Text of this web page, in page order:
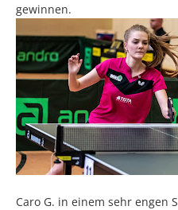
gewinnen.
Caro G. in einem sehr engen